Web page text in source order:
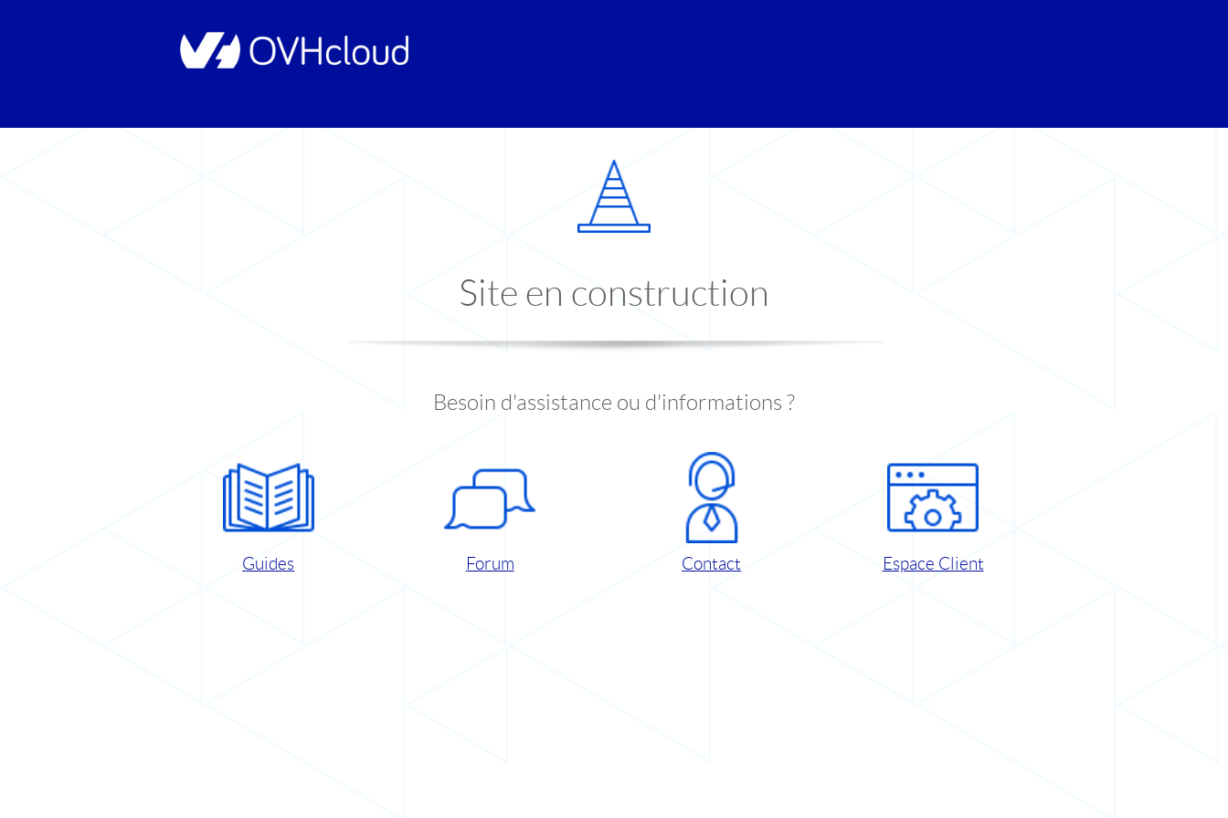
Site en construction
Besoin d'assistance ou d'informations ?
Guides Forum Contact Espace Client